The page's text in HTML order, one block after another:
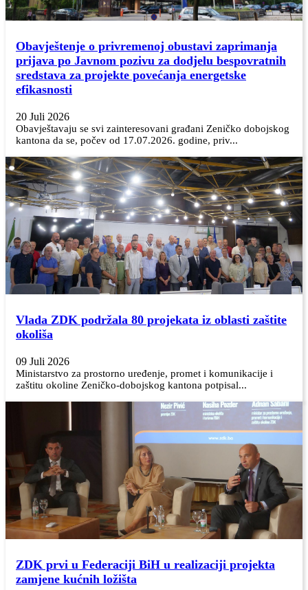
Obavještenje o privremenoj obustavi zaprimanja
prijava po Javnom pozivu za dodjelu bespovratnih
sredstava za projekte povećanja energetske
efikasnosti
20 Juli 2026
Obavještavaju se svi zainteresovani građani Zeničko dobojskog
kantona da se, počev od 17.07.2026. godine, priv...
Vlada ZDK podržala 80 projekata iz oblasti zaštite
okoliša
09 Juli 2026
Ministarstvo za prostorno uređenje, promet i komunikacije i
zaštitu okoline Zeničko-dobojskog kantona potpisal...
ZDK prvi u Federaciji BiH u realizaciji projekta
zamjene kućnih ložišta